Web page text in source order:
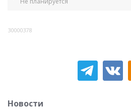
30000378
Новости